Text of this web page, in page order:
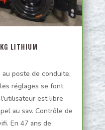
LITHIUM
poste de conduite,
réglages se font
est libre
au sav. Contrôle de
En 47 ans de